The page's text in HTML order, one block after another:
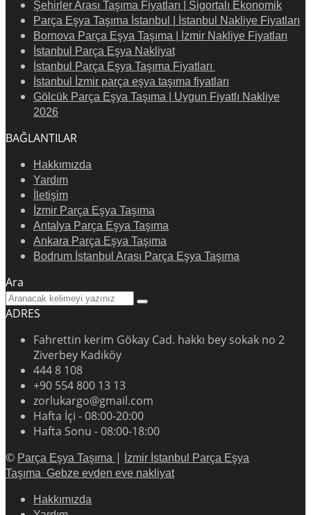
Şehirler Arası Taşıma Fiyatları | Sigortalı Ekonomik
Parça Eşya Taşıma İstanbul | İstanbul Nakliye Fiyatları
Bornova Parça Eşya Taşıma | İzmir Nakliye Fiyatları
İstanbul Parça Eşya Nakliyat
İstanbul Parça Eşya Taşıma Fiyatları
İstanbul İzmir parça eşya taşıma fiyatları
Gölcük Parça Eşya Taşıma | Uygun Fiyatlı Nakliye
2026
BAĞLANTILAR
Hakkımızda
Yardım
İletişim
İzmir Parça Eşya Taşıma
Antalya Parça Eşya Taşıma
Ankara Parça Eşya Taşıma
Bodrum İstanbul Arası Parça Eşya Taşıma
Ara
ADRES
Fahrettin kerim Gökay Cad. hakkı bey sokak no 2
Ziverbey Kadıköy
444 8 108
+90 554 800 13 13
zorlukargo@gmail.com
Hafta İçi - 08:00-20:00
Hafta Sonu - 08:00-18:00
© Parça Eşya Taşıma |
İzmir İstanbul Parça Eşya
Taşıma Gebze evden eve nakliyat
Hakkımızda